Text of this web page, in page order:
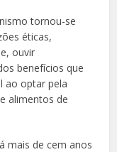
tornou-se
éticas,
ouvir
benefícios que
ao optar pela
alimentos de
mais de cem anos